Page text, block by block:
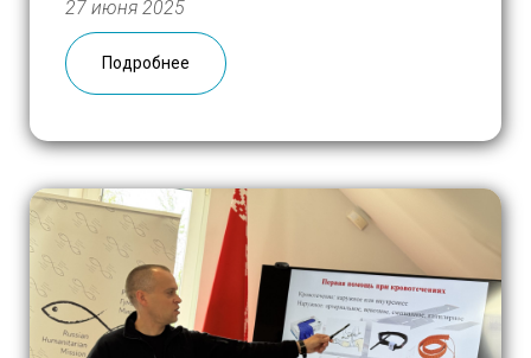
информацией, которую можно получить
только из первых рук, от специалистов с
реальным опытом участия в спасательных
операциях. Автор и ведущий курса Виктор
27 июня 2025
Подробнее